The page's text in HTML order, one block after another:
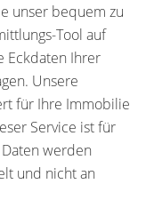
unser bequem zu
Tool auf
Eckdaten Ihrer
Unsere
für Ihre Immobilie
Service ist für
werden
und nicht an